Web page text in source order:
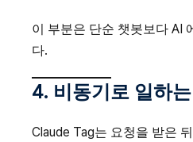
이 부분은 단순 챗봇보다 AI
다.
4. 비동기로 일하
Claude Tag는 요청을 받은